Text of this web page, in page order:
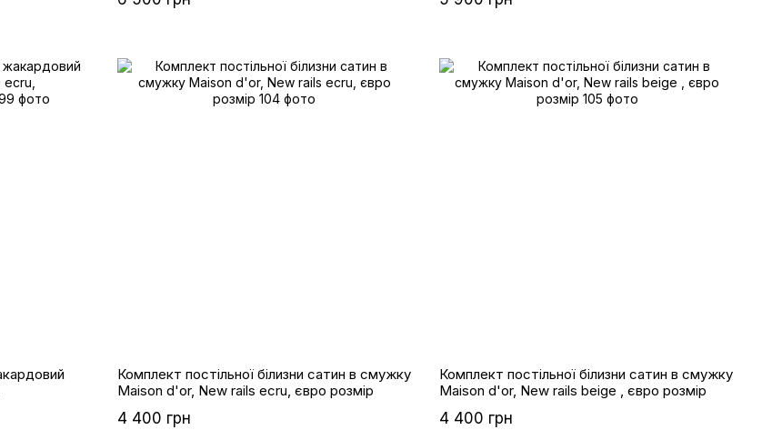
прань;
елегантні, дизайнерські та оригінальні забарвлення для споживачів з різними смаками та
Комплект постільної білизни сатин в смужку
Maison d'or, New rails ecru, євро розмір
4 400 грн
Комплект постільної білизни сатин в смужку
Maison d'or, New rails beige , євро розмір
4 400 грн